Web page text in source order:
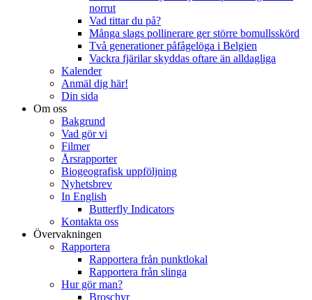
norrut
Vad tittar du på?
Många slags pollinerare ger större bomullsskörd
Två generationer påfågelöga i Belgien
Vackra fjärilar skyddas oftare än alldagliga
Kalender
Anmäl dig här!
Din sida
Om oss
Bakgrund
Vad gör vi
Filmer
Årsrapporter
Biogeografisk uppföljning
Nyhetsbrev
In English
Butterfly Indicators
Kontakta oss
Övervakningen
Rapportera
Rapportera från punktlokal
Rapportera från slinga
Hur gör man?
Broschyr